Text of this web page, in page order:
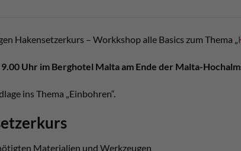
Hakensetzerkurs – Workkshop alle Basics zum Thema „
Uhr im Berghotel Malta am Ende der Malta-
ins Thema „Einbohren“.
Materialien und Werkzeugen